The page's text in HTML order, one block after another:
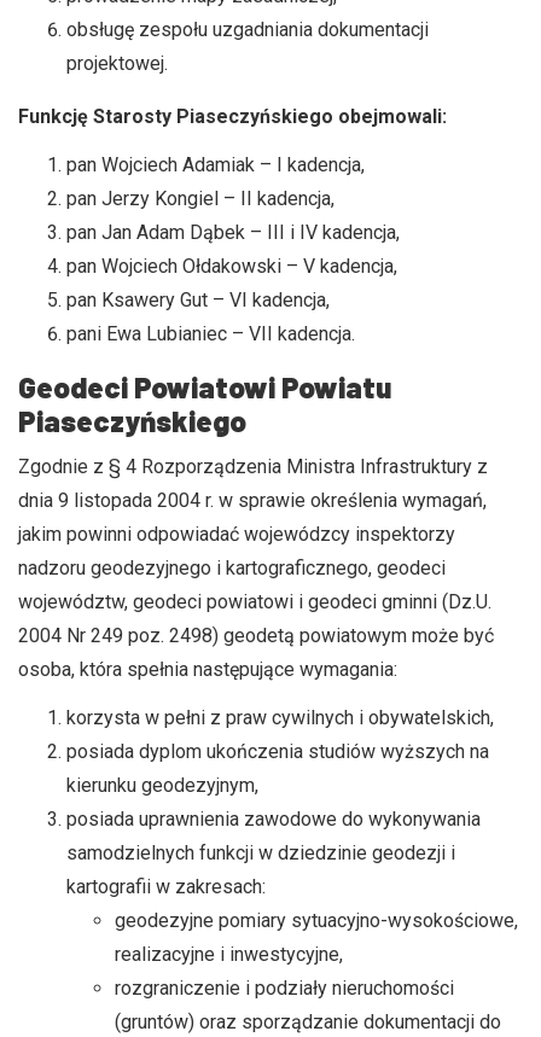
obsługę zespołu uzgadniania dokumentacji
projektowej.
Funkcję Starosty Piaseczyńskiego obejmowali:
pan Wojciech Adamiak – I kadencja,
pan Jerzy Kongiel – II kadencja,
pan Jan Adam Dąbek – III i IV kadencja,
pan Wojciech Ołdakowski – V kadencja,
pan Ksawery Gut – VI kadencja,
pani Ewa Lubianiec – VII kadencja.
Geodeci Powiatowi Powiatu
Piaseczyńskiego
Zgodnie z § 4 Rozporządzenia Ministra Infrastruktury z
dnia 9 listopada 2004 r. w sprawie określenia wymagań,
jakim powinni odpowiadać wojewódzcy inspektorzy
nadzoru geodezyjnego i kartograficznego, geodeci
województw, geodeci powiatowi i geodeci gminni (Dz.U.
2004 Nr 249 poz. 2498) geodetą powiatowym może być
osoba, która spełnia następujące wymagania:
korzysta w pełni z praw cywilnych i obywatelskich,
posiada dyplom ukończenia studiów wyższych na
kierunku geodezyjnym,
posiada uprawnienia zawodowe do wykonywania
samodzielnych funkcji w dziedzinie geodezji i
kartografii w zakresach:
geodezyjne pomiary sytuacyjno-wysokościowe,
realizacyjne i inwestycyjne,
rozgraniczenie i podziały nieruchomości
(gruntów) oraz sporządzanie dokumentacji do